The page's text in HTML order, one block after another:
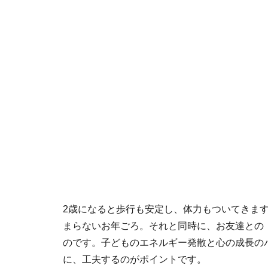
2歳になると歩行も安定し、体力もついてきま
まらないお年ごろ。それと同時に、お友達と
のです。子どものエネルギー発散と心の成長
に、工夫するのがポイントです。